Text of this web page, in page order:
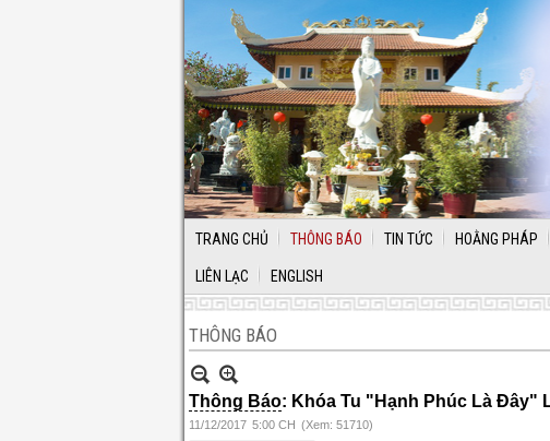
TRANG CHỦ THÔNG BÁO TIN TỨC HOẰNG PHÁP
LIÊN LẠC ENGLISH
THÔNG BÁO
Thông Báo: Khóa Tu "Hạnh Phúc Là Đây"
11/12/2017 5:00 CH (Xem: 51710)